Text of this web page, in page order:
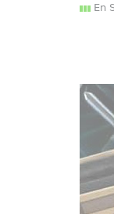
En
con